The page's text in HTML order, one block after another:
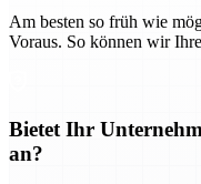
Am besten so früh wie
Voraus. So können wir
Bietet Ihr
an?